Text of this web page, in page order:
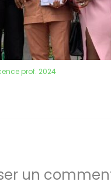
prof. 2024
un